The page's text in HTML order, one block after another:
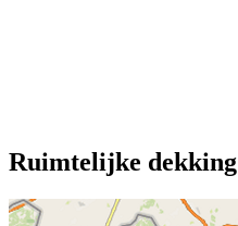
Ruimtelijke dekking